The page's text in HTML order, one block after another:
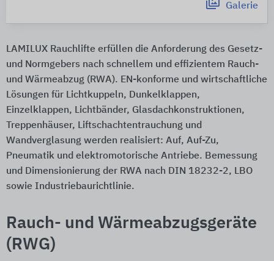
Galerie
LAMILUX Rauchlifte erfüllen die Anforderung des Gesetz-
und Normgebers nach schnellem und effizientem Rauch-
und Wärmeabzug (RWA). EN-konforme und wirtschaftliche
Lösungen für Lichtkuppeln, Dunkelklappen,
Einzelklappen, Lichtbänder, Glasdachkonstruktionen,
Treppenhäuser, Liftschachtentrauchung und
Wandverglasung werden realisiert: Auf, Auf-Zu,
Pneumatik und elektromotorische Antriebe. Bemessung
und Dimensionierung der RWA nach DIN 18232-2, LBO
sowie Industriebaurichtlinie.
Rauch- und Wärmeabzugsgeräte
(RWG)